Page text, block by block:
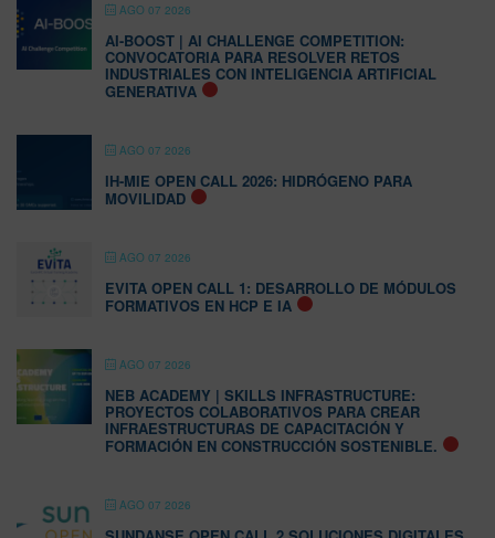
AGO 07 2026
AI-BOOST | AI CHALLENGE COMPETITION:
CONVOCATORIA PARA RESOLVER RETOS
INDUSTRIALES CON INTELIGENCIA ARTIFICIAL
GENERATIVA
AGO 07 2026
IH-MIE OPEN CALL 2026: HIDRÓGENO PARA
MOVILIDAD
AGO 07 2026
EVITA OPEN CALL 1: DESARROLLO DE MÓDULOS
FORMATIVOS EN HCP E IA
AGO 07 2026
NEB ACADEMY | SKILLS INFRASTRUCTURE:
PROYECTOS COLABORATIVOS PARA CREAR
INFRAESTRUCTURAS DE CAPACITACIÓN Y
FORMACIÓN EN CONSTRUCCIÓN SOSTENIBLE.
AGO 07 2026